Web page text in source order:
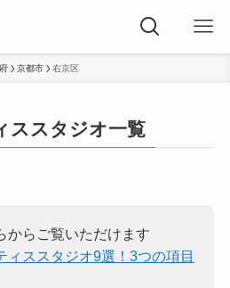
京都市 右京区
ススタジオ一覧
からご覧いただけます
ィススタジオ9選！3つの項目